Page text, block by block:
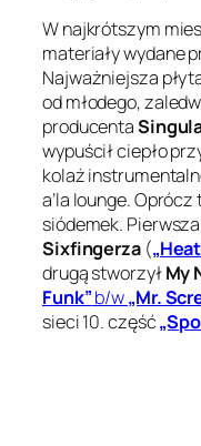
W najkrótszym
materiały wydane
Najważniejsza
od młodego,
producenta
wypuścił ciepło
kolaż
a’la lounge.
siódemek.
Sixfingerza(
drugą stworzyłMy
Funk”b/w„Mr.
sieci 10. część